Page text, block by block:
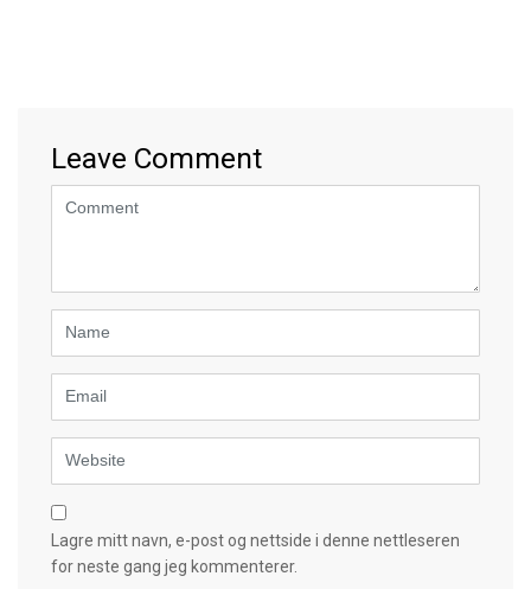
Leave Comment
Lagre mitt navn, e-post og nettside i denne nettleseren
for neste gang jeg kommenterer.